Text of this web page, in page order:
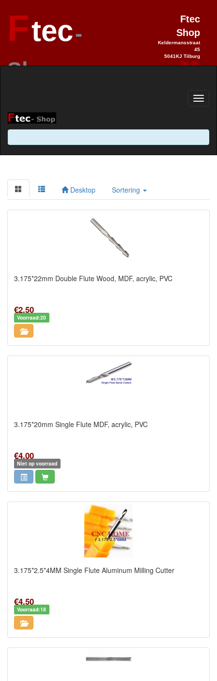
Ftec-
Shop
Ftec
Shop
Keldermansstraat
45
5041KJ Tilburg
Tel. 06-
Desktop Sortering
3.175*22mm Double Flute Wood, MDF, acrylic, PVC
€2,50
Voorraad:20
3.175*20mm Single Flute MDF, acrylic, PVC
€4,00
Niet op voorraad
3.175*2.5*4MM Single Flute Aluminum Milling Cutter
€4,50
Voorraad:18